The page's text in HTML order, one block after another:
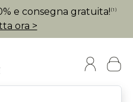
e consegna gratuita! (1)
ora >